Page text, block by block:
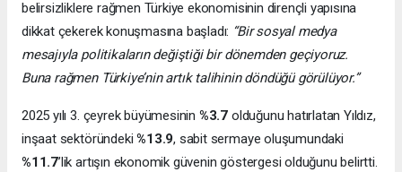
belirsizliklere rağmen Türkiye ekonomisinin dirençli yapısına
dikkat çekerek konuşmasına başladı: “Bir sosyal medya
mesajıyla politikaların değiştiği bir dönemden geçiyoruz.
Buna rağmen Türkiye’nin artık talihinin döndüğü görülüyor.”
2025 yılı 3. çeyrek büyümesinin %3.7 olduğunu hatırlatan Yıldız,
inşaat sektöründeki%13.9, sabit sermaye oluşumundaki
%11.7’lik artışın ekonomik güvenin göstergesi olduğunu belirtti.